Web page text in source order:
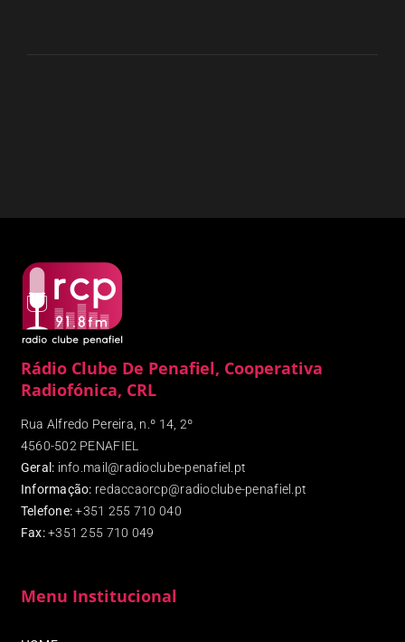
Rádio Clube De Penafiel, Cooperativa
Radiofónica, CRL
Rua Alfredo Pereira, n.º 14, 2º
4560-502 PENAFIEL
Geral: info.mail@radioclube-penafiel.pt
Informação: redaccaorcp@radioclube-penafiel.pt
Telefone: +351 255 710 040
Fax:+351 255 710 049
Menu Institucional